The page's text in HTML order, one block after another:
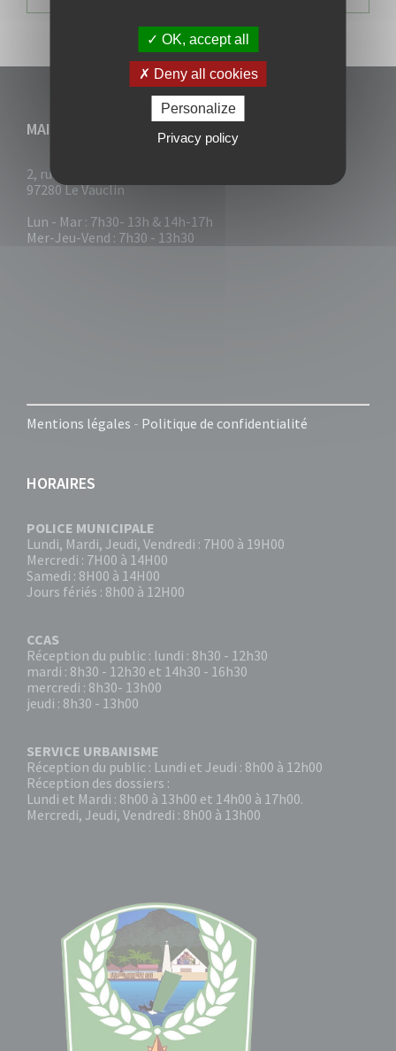
MAIRIE DU VAUCLIN
2, rue Collignon
97280 Le Vauclin
Lun - Mar : 7h30- 13h & 14h-17h
Mer-Jeu-Vend : 7h30 - 13h30
Mentions légales - Politique de confidentialité
HORAIRES
POLICE MUNICIPALE
Lundi, Mardi, Jeudi, Vendredi : 7H00 à 19H00
Mercredi : 7H00 à 14H00
Samedi : 8H00 à 14H00
Jours fériés : 8h00 à 12H00
CCAS
Réception du public : lundi : 8h30 - 12h30
mardi : 8h30 - 12h30 et 14h30 - 16h30
mercredi : 8h30- 13h00
jeudi : 8h30 - 13h00
SERVICE URBANISME
Réception du public : Lundi et Jeudi : 8h00 à 12h00
Réception des dossiers :
Lundi et Mardi : 8h00 à 13h00 et 14h00 à 17h00.
Mercredi, Jeudi, Vendredi : 8h00 à 13h00
OK, accept all
Deny all cookies
Personalize
Privacy policy